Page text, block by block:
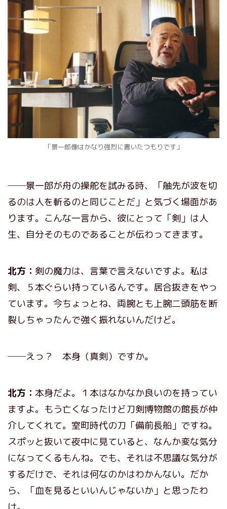
「景一郎像はかなり強烈に書いたつもりです」
──景一郎が舟の操舵を試みる時、「舳先が波を切
るのは人を斬るのと同じことだ」と気づく場面があ
ります。こんな一言から、彼にとって「剣」は人
生、自分そのものであることが伝わってきます。
北方： 剣の魔力は、言葉で言えないですよ。私は
剣、５本ぐらい持っているんです。居合抜きをやっ
ています。今ちょっとね、両腕とも上腕二頭筋を断
裂しちゃったんで強く振れないんだけど。
──えっ？ 本身（真剣）ですか。
北方： 本身だよ。１本はなかなか良いのを持ってい
ますよ。もう亡くなったけど刀剣博物館の館長が仲
介してくれて。室町時代の刀「備前長船」ですね。
スポッと抜いて夜中に見ていると、なんか変な気分
になってくるもんね。でも、それは不思議な気分が
するだけで、それは何なのかはわかんない。だか
ら、「血を見るといいんじゃないか」と思ったわ